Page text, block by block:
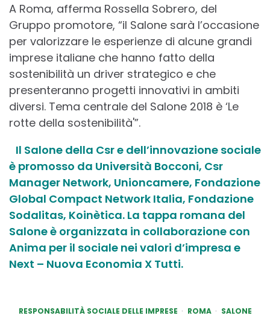
A Roma, afferma Rossella Sobrero, del
Gruppo promotore, “il Salone sarà l’occasione
per valorizzare le esperienze di alcune grandi
imprese italiane che hanno fatto della
sostenibilità un driver strategico e che
presenteranno progetti innovativi in ambiti
diversi. Tema centrale del Salone 2018 è ‘Le
rotte della sostenibilità'”.
Il Salone della Csr e dell’innovazione sociale
è promosso da Università Bocconi, Csr
Manager Network, Unioncamere, Fondazione
Global Compact Network Italia, Fondazione
Sodalitas, Koinètica. La tappa romana del
Salone è organizzata in collaborazione con
Anima per il sociale nei valori d’impresa e
Next – Nuova Economia X Tutti.
RESPONSABILITÀ SOCIALE DELLE IMPRESE ROMA SALONE